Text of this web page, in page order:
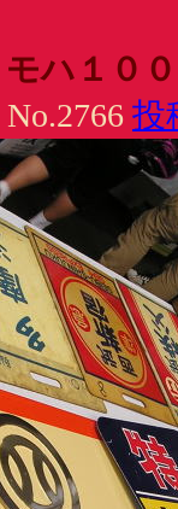
モハ１０
No.2766 投